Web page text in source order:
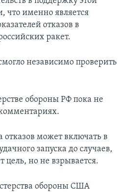
что именно является
отказов в
ракет.
независимо проверить
обороны РФ пока не
отказов может включать в
запуска до случаев,
цель, но не взрывается.
обороны США